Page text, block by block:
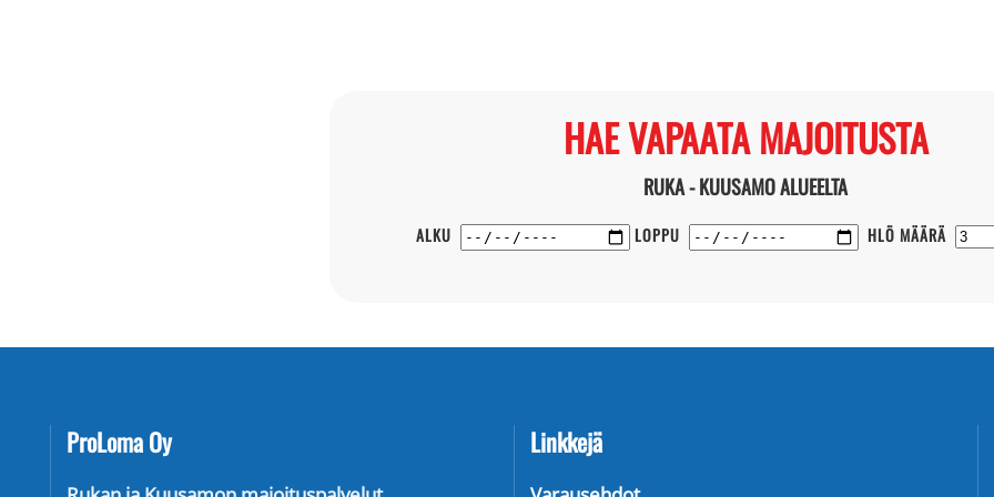
HAE VAPAATA MAJOITUSTA
RUKA - KUUSAMO ALUEELTA
ALKU LOPPU HLÖ MÄÄRÄ
ProLoma Oy Linkkejä